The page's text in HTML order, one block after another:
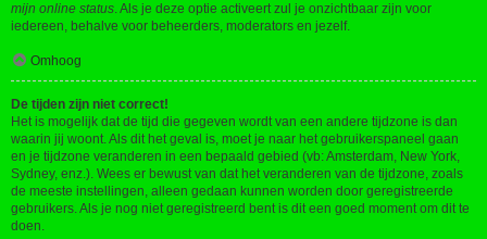
mijn online status. Als je deze optie activeert zul je onzichtbaar zijn voor
iedereen, behalve voor beheerders, moderators en jezelf.
Omhoog
De tijden zijn niet correct!
Het is mogelijk dat de tijd die gegeven wordt van een andere tijdzone is dan
waarin jij woont. Als dit het geval is, moet je naar het gebruikerspaneel gaan
en je tijdzone veranderen in een bepaald gebied (vb: Amsterdam, New York,
Sydney, enz.). Wees er bewust van dat het veranderen van de tijdzone, zoals
de meeste instellingen, alleen gedaan kunnen worden door geregistreerde
gebruikers. Als je nog niet geregistreerd bent is dit een goed moment om dit te
doen.